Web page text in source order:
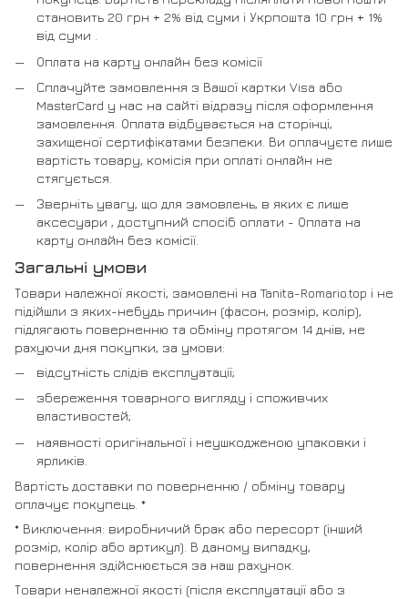
становить 20 грн + 2% від суми і Укрпошта 10 грн + 1%
від суми .
Оплата на карту онлайн без комісії
Сплачуйте замовлення з Вашої картки Visa або
MasterCard у нас на сайті відразу після оформлення
замовлення. Оплата відбувається на сторінці,
захищеної сертифікатами безпеки. Ви оплачуєте лише
вартість товару, комісія при оплаті онлайн не
стягується.
Зверніть увагу, що для замовлень, в яких є лише
аксесуари , доступний спосіб оплати - Оплата на
карту онлайн без комісії.
Загальні умови
Товари належної якості, замовлені на Tanita-Romario.top і не
підійшли з яких-небудь причин (фасон, розмір, колір),
підлягають поверненню та обміну протягом 14 днів, не
рахуючи дня покупки, за умови:
відсутність слідів експлуатації;
збереження товарного вигляду і споживчих
властивостей;
наявності оригінальної і неушкодженою упаковки і
ярликів.
Вартість доставки по поверненню / обміну товару
оплачує покупець. *
* Виключення: виробничий брак або пересорт (інший
розмір, колір або артикул). В даному випадку,
повернення здійснюється за наш рахунок.
Товари неналежної якості (після експлуатації або з